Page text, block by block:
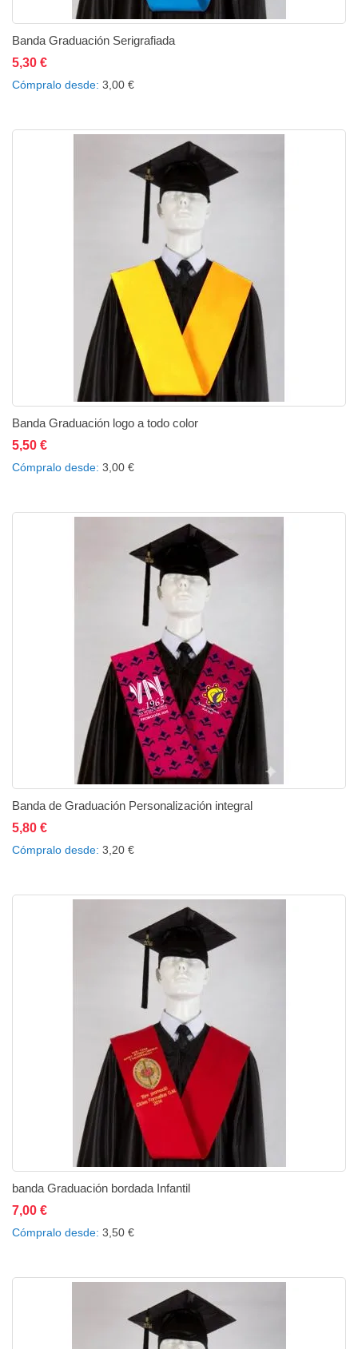
Banda Graduación Serigrafiada
5,30 €
Cómpralo desde 3,00 €
Banda Graduación logo a todo color
5,50 €
Cómpralo desde 3,00 €
Banda de Graduación Personalización integral
5,80 €
Cómpralo desde 3,20 €
banda Graduación bordada Infantil
7,00 €
Cómpralo desde 3,50 €